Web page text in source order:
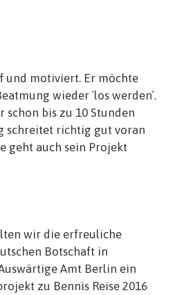
und motiviert. Er möchte
wieder ´los werden´.
bis zu 10 Stunden
schreitet richtig gut voran
geht auch sein Projekt
wir die erfreuliche
Botschaft in
Amt Berlin ein
zu Bennis Reise 2016